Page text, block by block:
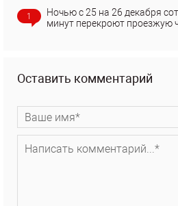
1
Ночью с 25 на 26 декабря
минут перекроют проезжую
Оставить комментарий